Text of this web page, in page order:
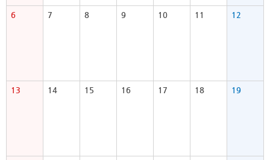
6 7 8 9 10 11 12
13 14 15 16 17 18 19